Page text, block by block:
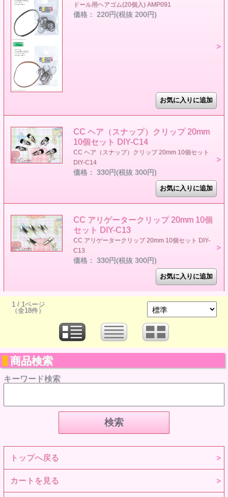
ドール用ヘアゴム(20個入) AMP091
価格： 220円(税抜 200円)
CC ヘア（スナップ）クリップ 20mm
10個セット DIY-C14
CC ヘア（スナップ）クリップ 20mm 10個セット
DIY-C14
価格： 330円(税抜 300円)
CC アリゲータークリップ 20mm 10個
セット DIY-C13
CC アリゲータークリップ 20mm 10個セット DIY-
C13
価格： 330円(税抜 300円)
1 / 1ページ
（全18件）
商品検索
キーワード検索
トップへ戻る
カートを見る